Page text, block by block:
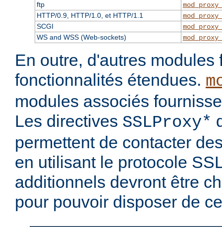
ftp
HTTP/0.9, HTTP/1.0, et HTTP/1.1
SCGI
WS and WSS (Web-sockets)
En outre, d'autres modules
fonctionnalités étendues.
modules associés
Les directives SSLProxy*
permettent de contacter
en utilisant le protocole
additionnels devront être
pour pouvoir disposer de